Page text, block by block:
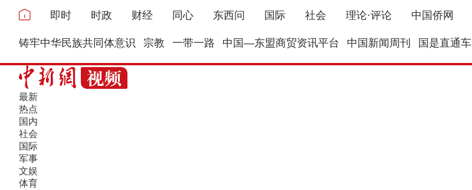
即时 时政 财经 同心 东西问 国际 社会 理论·评论 中国侨网
铸牢中华民族共同体意识 宗教 一带一路 中国—东盟商贸资讯平台 中国新闻周刊 国是直通车
最新
热点
国内
社会
国际
军事
文娱
体育